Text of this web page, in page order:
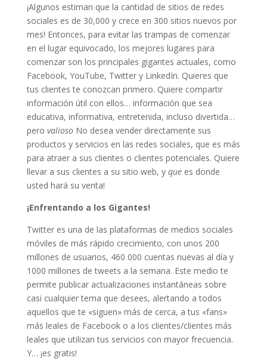
¡Algunos estiman que la cantidad de sitios de redes
sociales es de 30,000 y crece en 300 sitios nuevos por
mes! Entonces, para evitar las trampas de comenzar
en el lugar equivocado, los mejores lugares para
comenzar son los principales gigantes actuales, como
Facebook, YouTube, Twitter y LinkedIn. Quieres que
tus clientes te conozcan primero. Quiere compartir
información útil con ellos… información que sea
educativa, informativa, entretenida, incluso divertida…
pero valiosoNo desea vender directamente sus
productos y servicios en las redes sociales, que es más
para atraer a sus clientes o clientes potenciales. Quiere
llevar a sus clientes a su sitio web, y quees donde
usted hará su venta!
¡Enfrentando a los Gigantes!
Twitter es una de las plataformas de medios sociales
móviles de más rápido crecimiento, con unos 200
millones de usuarios, 460 000 cuentas nuevas al día y
1000 millones de tweets a la semana. Este medio te
permite publicar actualizaciones instantáneas sobre
casi cualquier tema que desees, alertando a todos
aquellos que te «siguen» más de cerca, a tus «fans»
más leales de Facebook o a los clientes/clientes más
leales que utilizan tus servicios con mayor frecuencia.
Y… ¡es gratis!